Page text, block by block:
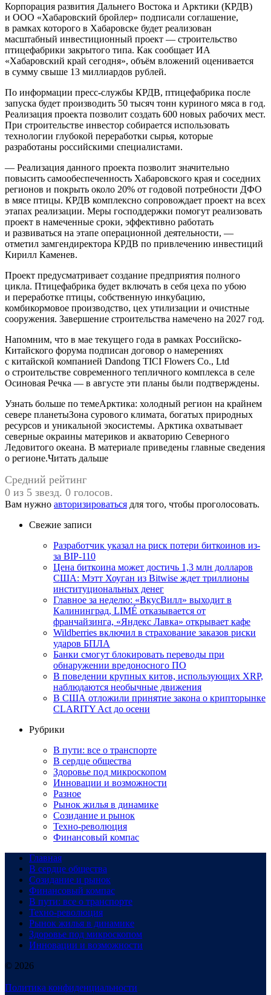
Корпорация развития Дальнего Востока и Арктики (КРДВ)
и ООО «Хабаровский бройлер» подписали соглашение,
в рамках которого в Хабаровске будет реализован
масштабный инвестиционный проект — строительство
птицефабрики закрытого типа. Как сообщает ИА
«Хабаровский край сегодня», объём вложений оценивается
в сумму свыше 13 миллиардов рублей.
По информации пресс-службы КРДВ, птицефабрика после
запуска будет производить 50 тысяч тонн куриного мяса в год.
Реализация проекта позволит создать 600 новых рабочих мест.
При строительстве инвестор собирается использовать
технологии глубокой переработки сырья, которые
разработаны российскими специалистами.
— Реализация данного проекта позволит значительно
повысить самообеспеченность Хабаровского края и соседних
регионов и покрыть около 20% от годовой потребности ДФО
в мясе птицы. КРДВ комплексно сопровождает проект на всех
этапах реализации. Меры господдержки помогут реализовать
проект в намеченные сроки, эффективно работать
и развиваться на этапе операционной деятельности, —
отметил замгендиректора КРДВ по привлечению инвестиций
Кирилл Каменев.
Проект предусматривает создание предприятия полного
цикла. Птицефабрика будет включать в себя цеха по убою
и переработке птицы, собственную инкубацию,
комбикормовое производство, цех утилизации и очистные
сооружения. Завершение строительства намечено на 2027 год.
Напомним, что в мае текущего года в рамках Российско-
Китайского форума подписан договор о намерениях
с китайской компанией Dandong TICI Flowers Co., Ltd
о строительстве современного тепличного комплекса в селе
Осиновая Речка — в августе эти планы были подтверждены.
Узнать больше по темеАрктика: холодный регион на крайнем
севере планетыЗона сурового климата, богатых природных
ресурсов и уникальной экосистемы. Арктика охватывает
северные окраины материков и акваторию Северного
Ледовитого океана. В материале приведены главные сведения
о регионе.Читать дальше
Средний рейтинг
0 из 5 звезд. 0 голосов.
Вам нужно авторизироваться для того, чтобы проголосовать.
Свежие записи
Разработчик указал на риск потери биткоинов из-
за BIP-110
Цена биткоина может достичь 1,3 млн долларов
США: Мэтт Хоуган из Bitwise ждет триллионы
институциональных денег
Главное за неделю: «ВкусВилл» выходит в
Калининград, LIMÉ отказывается от
франчайзинга, «Яндекс Лавка» открывает кафе
Wildberries включил в страхование заказов риски
ударов БПЛА
Банки смогут блокировать переводы при
обнаружении вредоносного ПО
В поведении крупных китов, использующих XRP,
наблюдаются необычные движения
В США отложили принятие закона о крипторынке
CLARITY Act до осени
Рубрики
В пути: все о транспорте
В сердце общества
Здоровье под микроскопом
Инновации и возможности
Разное
Рынок жилья в динамике
Созидание и рынок
Техно-революция
Финансовый компас
Главная
В сердце общества
Созидание и рынок
Финансовый компас
В пути: все о транспорте
Техно-революция
Рынок жилья в динамике
Здоровье под микроскопом
Инновации и возможности
© 2026
Политика конфиденциальности